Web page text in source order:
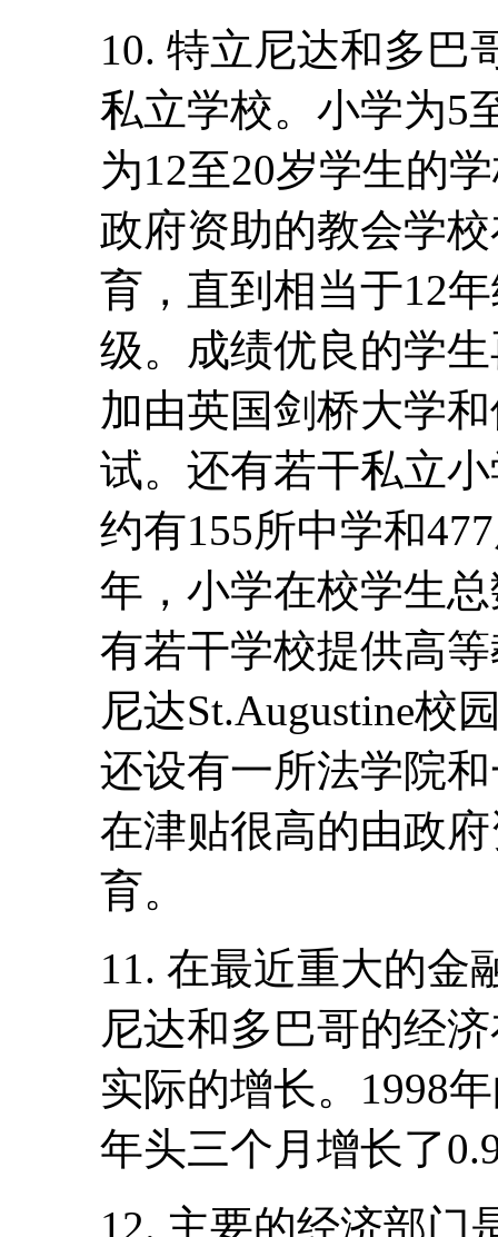
10. 特立尼达和多巴
私立学校。小学为5
为12至20岁学生的
政府资助的教会学
育，直到相当于12
级。成绩优良的学
加由英国剑桥大学
试。还有若干私立
约有155所中学和
年，小学在校学生
有若干学校提供高
尼达St.Augustine校
还设有一所法学院
在津贴很高的由政
育。
11. 在最近重大的金
尼达和多巴哥的经
实际的增长。1998
年头三个月增长了
12. 主要的经济部门